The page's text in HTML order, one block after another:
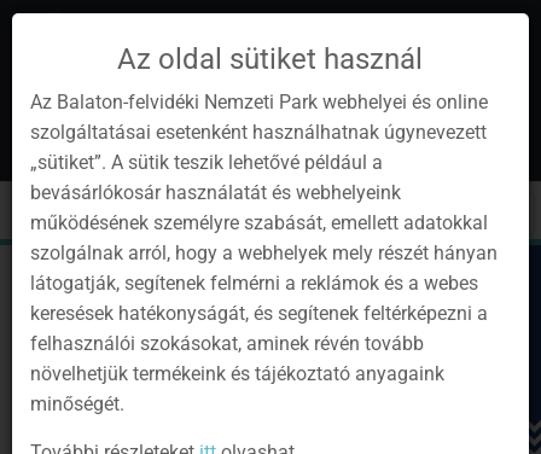
Instagram
YoutubeFacebookProgramok
Newsletter
en
Toggle
cart
Toggle
navigation
Sign
in
Az oldal sütiket használ
Az Balaton-felvidéki Nemzeti Park webhelyei és online
szolgáltatásai esetenként használhatnak úgynevezett
„sütiket”. A sütik teszik lehetővé például a
bevásárlókosár használatát és webhelyeink
működésének személyre szabását, emellett adatokkal
szolgálnak arról, hogy a webhelyek mely részét hányan
látogatják, segítenek felmérni a reklámok és a webes
keresések hatékonyságát, és segítenek feltérképezni a
felhasználói szokásokat, aminek révén tovább
növelhetjük termékeink és tájékoztató anyagaink
minőségét.